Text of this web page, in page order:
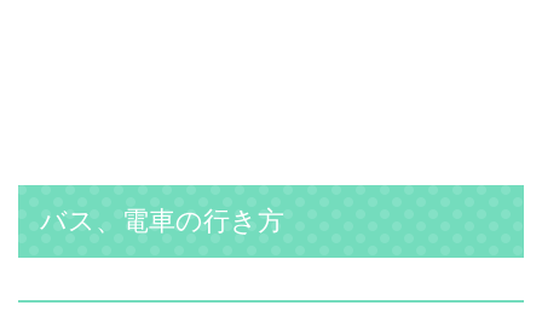
バス、電車の行き方